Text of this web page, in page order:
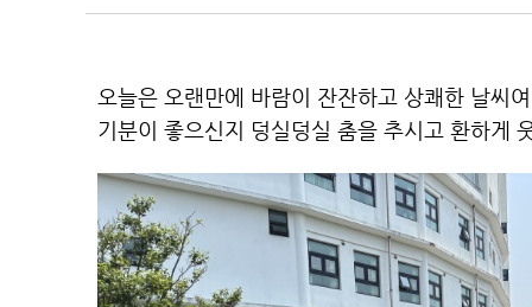
오늘은 오랜만에 바람이 잔잔하고 상쾌한 날씨
기분이 좋으신지 덩실덩실 춤을 추시고 환하게